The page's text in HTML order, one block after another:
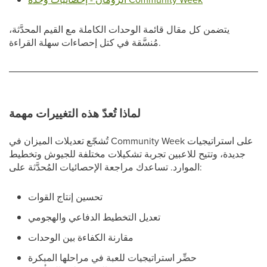
يتضمن كل مقال قائمة الوحدات الكاملة مع القيم المحدَّثة،
مُنسَّقة في كتل إحصاءات سهلة القراءة.
لماذا تُعدّ هذه التغييرات مهمة
تُشجّع تعديلات الميزان في Community Week على استراتيجيات
جديدة، وتتيح للاعبين تجربة تشكيلات مختلفة للجيوش وتخطيط
الموارد. تساعدك مراجعة الإحصائيات المُحدَّثة على:
تحسين إنتاج القوات
تعديل التخطيط الدفاعي والهجومي
مقارنة الكفاءة بين الوحدات
حضِّر استراتيجيات للعبة في مراحلها المبكرة